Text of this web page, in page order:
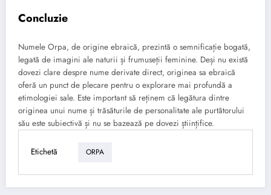
Concluzie
Numele Orpa, de origine ebraică, prezintă o semnificație bogată,
legată de imagini ale naturii și frumuseții feminine. Deși nu există
dovezi clare despre nume derivate direct, originea sa ebraică
oferă un punct de plecare pentru o explorare mai profundă a
etimologiei sale. Este important să reținem că legătura dintre
originea unui nume și trăsăturile de personalitate ale purtătorului
său este subiectivă și nu se bazează pe dovezi științifice.
Etichetă ORPA